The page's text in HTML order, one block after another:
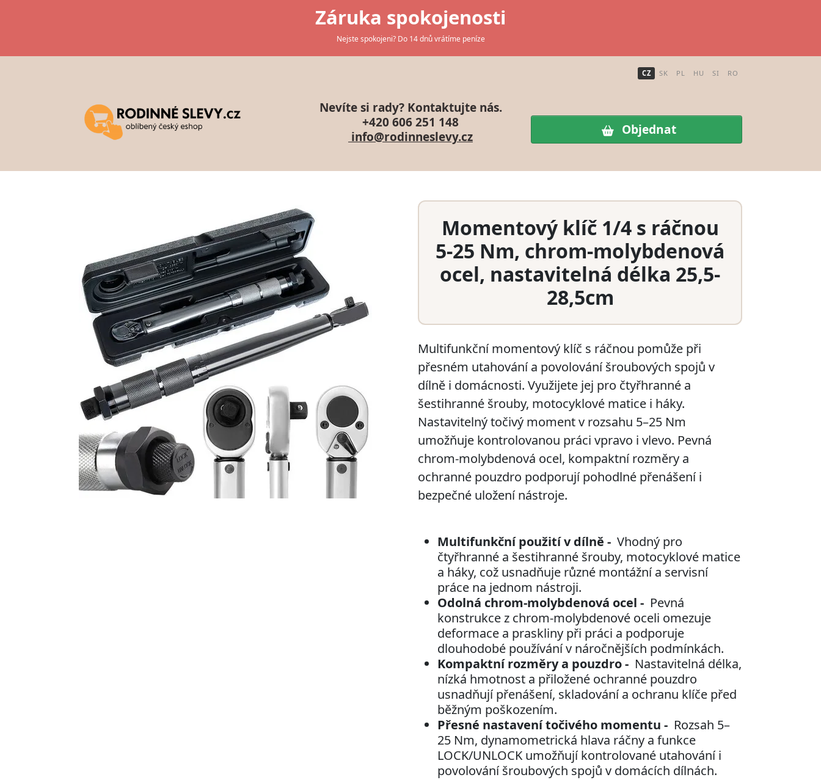
Záruka spokojenosti
Nejste spokojeni? Do 14 dnů vrátíme peníze
CZ SK PL HU SI RO
Nevíte si rady? Kontaktujte nás.
+420 606 251 148
info@rodinneslevy.cz
Objednat
Momentový klíč 1/4 s ráčnou
5-25 Nm, chrom-molybdenová
ocel, nastavitelná délka 25,5-
28,5cm
Multifunkční momentový klíč s ráčnou pomůže při
přesném utahování a povolování šroubových spojů v
dílně i domácnosti. Využijete jej pro čtyřhranné a
šestihranné šrouby, motocyklové matice i háky.
Nastavitelný točivý moment v rozsahu 5–25 Nm
umožňuje kontrolovanou práci vpravo i vlevo. Pevná
chrom-molybdenová ocel, kompaktní rozměry a
ochranné pouzdro podporují pohodlné přenášení i
bezpečné uložení nástroje.
Multifunkční použití v dílně - Vhodný pro
čtyřhranné a šestihranné šrouby, motocyklové matice
a háky, což usnadňuje různé montážní a servisní
práce na jednom nástroji.
Odolná chrom-molybdenová ocel - Pevná
konstrukce z chrom-molybdenové oceli omezuje
deformace a praskliny při práci a podporuje
dlouhodobé používání v náročnějších podmínkách.
Kompaktní rozměry a pouzdro - Nastavitelná délka,
nízká hmotnost a přiložené ochranné pouzdro
usnadňují přenášení, skladování a ochranu klíče před
běžným poškozením.
Přesné nastavení točivého momentu - Rozsah 5–
25 Nm, dynamometrická hlava ráčny a funkce
LOCK/UNLOCK umožňují kontrolované utahování i
povolování šroubových spojů v domácích dílnách.